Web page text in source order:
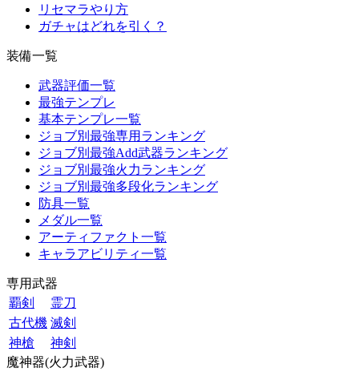
リセマラやり方
ガチャはどれを引く？
装備一覧
武器評価一覧
最強テンプレ
基本テンプレ一覧
ジョブ別最強専用ランキング
ジョブ別最強Add武器ランキング
ジョブ別最強火力ランキング
ジョブ別最強多段化ランキング
防具一覧
メダル一覧
アーティファクト一覧
キャラアビリティ一覧
専用武器
覇剣
霊刀
古代機 滅剣
神槍
神剣
魔神器(火力武器)